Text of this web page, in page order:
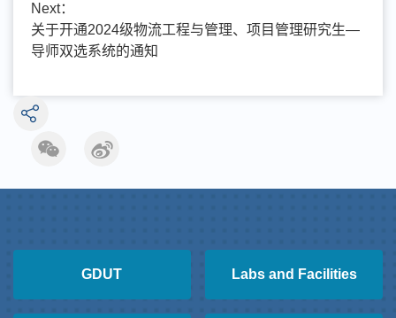
Next：
关于开通2024级物流工程与管理、项目管理研究生—
导师双选系统的通知
GDUT Labs and Facilities